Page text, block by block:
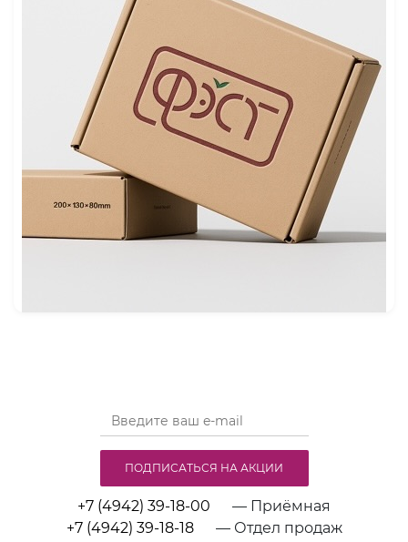
+7 (4942) 39-18-00
— Приёмная
+7 (4942) 39-18-18
— Отдел продаж
ПОДПИСАТЬСЯ НА АКЦИИ